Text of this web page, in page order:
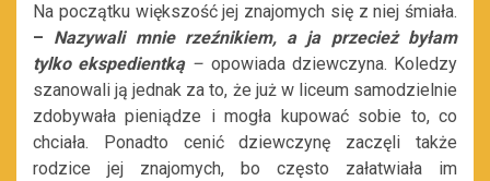
Na początku większość jej znajomych się z niej śmiała.
– Nazywali mnie rzeźnikiem, a ja przecież byłam
tylko ekspedientką – opowiada dziewczyna. Koledzy
szanowali ją jednak za to, że już w liceum samodzielnie
zdobywała pieniądze i mogła kupować sobie to, co
chciała. Ponadto cenić dziewczynę zaczęli także
rodzice jej znajomych, bo często załatwiała im